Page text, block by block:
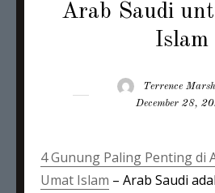
Arab Saudi
Islam
Author
Terrence
December 28,
4 Gunung Paling Penting di
Umat Islam – Arab Saudi